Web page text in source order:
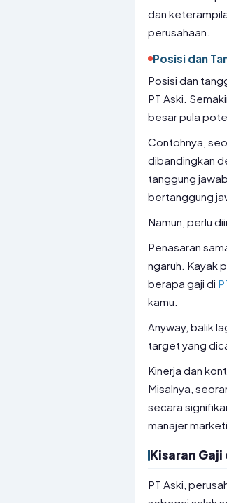
dan
perusahaan.
Posisi dan
Posisi dan
PT Aski.
besar pula
Contohnya,
dibandingkan
tanggung
bertanggung
Namun, perlu
Penasaran
ngaruh. Kayak
berapa gaji di
kamu.
Anyway, balik
target yang
Kinerja dan
Misalnya,
secara
manajer
Kisaran Gaji
PT Aski,